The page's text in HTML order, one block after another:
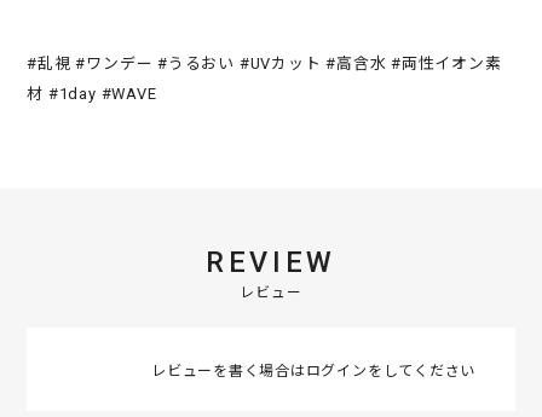
#乱視 #ワンデー #うるおい #UVカット #高含水 #両性イオン素
材 #1day #WAVE
REVIEW
レビュー
レビューを書く場合はログイン をしてください